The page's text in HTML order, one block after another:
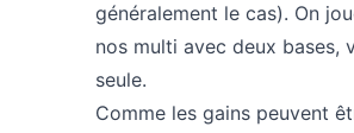
généralement le cas). On
nos multi avec deux bases,
seule.
Comme les gains peuvent